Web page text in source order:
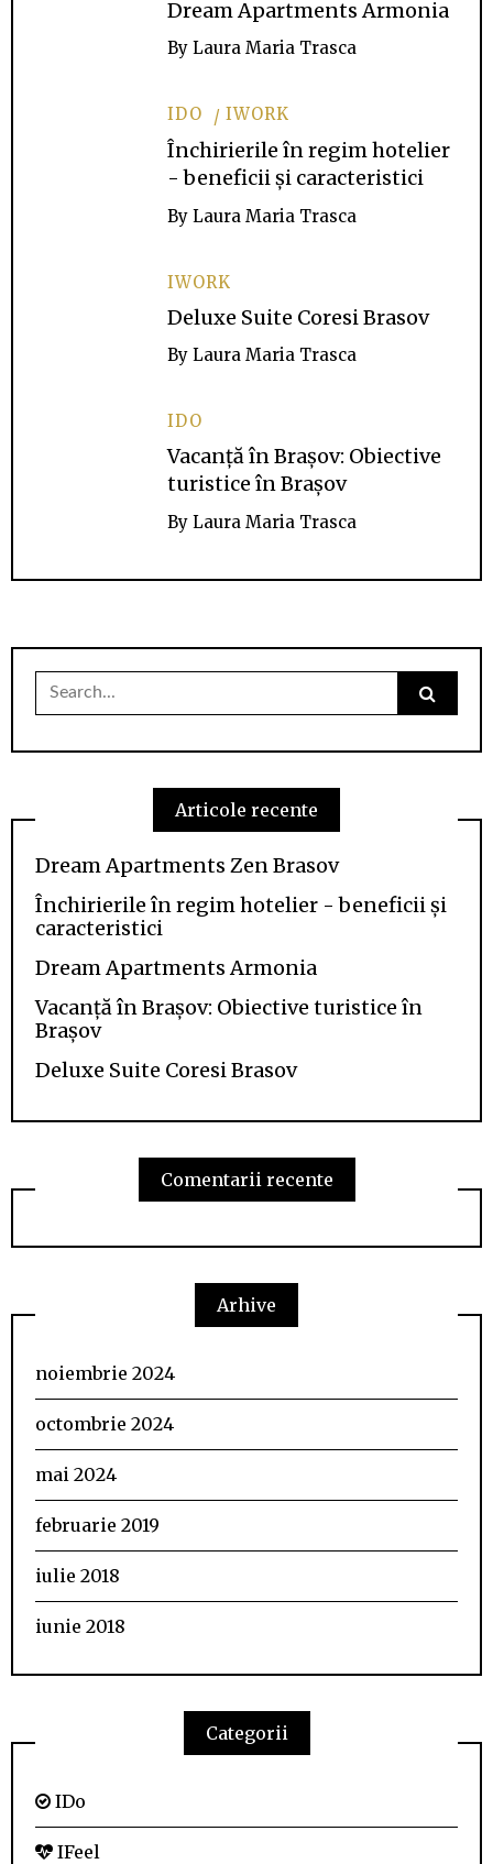
Dream Apartments Armonia
By Laura Maria Trasca
IDO IWORK
Închirierile în regim hotelier
- beneficii și caracteristici
By Laura Maria Trasca
IWORK
Deluxe Suite Coresi Brasov
By Laura Maria Trasca
IDO
Vacanță în Brașov: Obiective
turistice în Brașov
By Laura Maria Trasca
Search
for:
Articole recente
Dream Apartments Zen Brasov
Închirierile în regim hotelier - beneficii și
caracteristici
Dream Apartments Armonia
Vacanță în Brașov: Obiective turistice în
Brașov
Deluxe Suite Coresi Brasov
Comentarii recente
Arhive
noiembrie 2024
octombrie 2024
mai 2024
februarie 2019
iulie 2018
iunie 2018
Categorii
IDo
IFeel